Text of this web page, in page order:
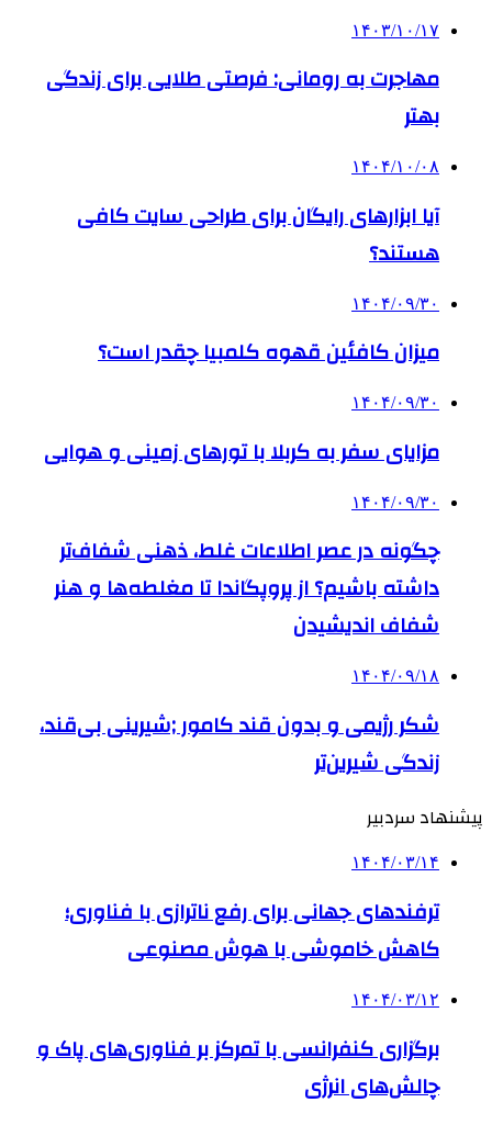
۱۴۰۳/۱۰/۱۷
مهاجرت به رومانی: فرصتی طلایی برای زندگی
بهتر
۱۴۰۴/۱۰/۰۸
آیا ابزارهای رایگان برای طراحی سایت کافی
هستند؟
۱۴۰۴/۰۹/۳۰
میزان کافئین قهوه کلمبیا چقدر است؟
۱۴۰۴/۰۹/۳۰
مزایای سفر به کربلا با تورهای زمینی و هوایی
۱۴۰۴/۰۹/۳۰
چگونه در عصر اطلاعات غلط، ذهنی شفاف‌تر
داشته باشیم؟ از پروپگاندا تا مغلطه‌ها و هنر
شفاف اندیشیدن
۱۴۰۴/۰۹/۱۸
شکر رژیمی و بدون قند کامور ;شیرینی بی‌قند،
زندگی شیرین‌تر
پیشنهاد سردبیر
۱۴۰۴/۰۳/۱۴
ترفندهای جهانی برای رفع ناترازی با فناوری؛
کاهش خاموشی با هوش مصنوعی
۱۴۰۴/۰۳/۱۲
برگزاری کنفرانسی با تمرکز بر فناوری‌های پاک و
چالش‌های انرژی